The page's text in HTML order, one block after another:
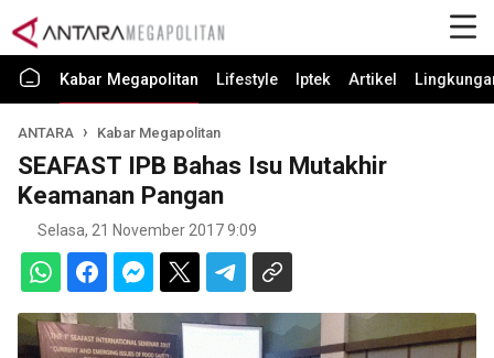
Kabar Megapolitan Lifestyle Iptek Artikel
ANTARA Kabar Megapolitan
SEAFAST IPB Bahas Isu Mutakhir
Keamanan Pangan
Selasa, 21 November 2017 9:09